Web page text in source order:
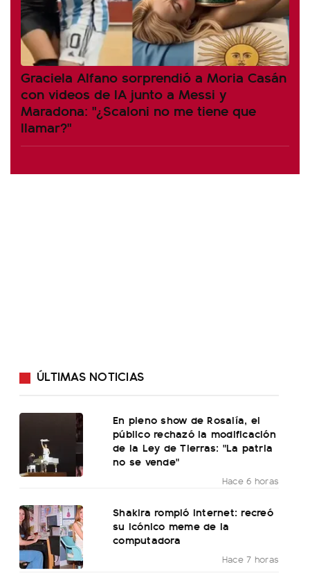
Graciela Alfano sorprendió a Moria Casán
con videos de IA junto a Messi y
Maradona: "¿Scaloni no me tiene que
llamar?"
ÚLTIMAS NOTICIAS
En pleno show de Rosalía, el
público rechazó la modificación
de la Ley de Tierras: "La patria
no se vende"
Hace 6 horas
Shakira rompió internet: recreó
su icónico meme de la
computadora
Hace 7 horas